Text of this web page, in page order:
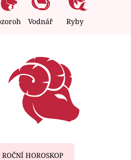
Vodnář Ryby
ROČNÍ HOROSKOP